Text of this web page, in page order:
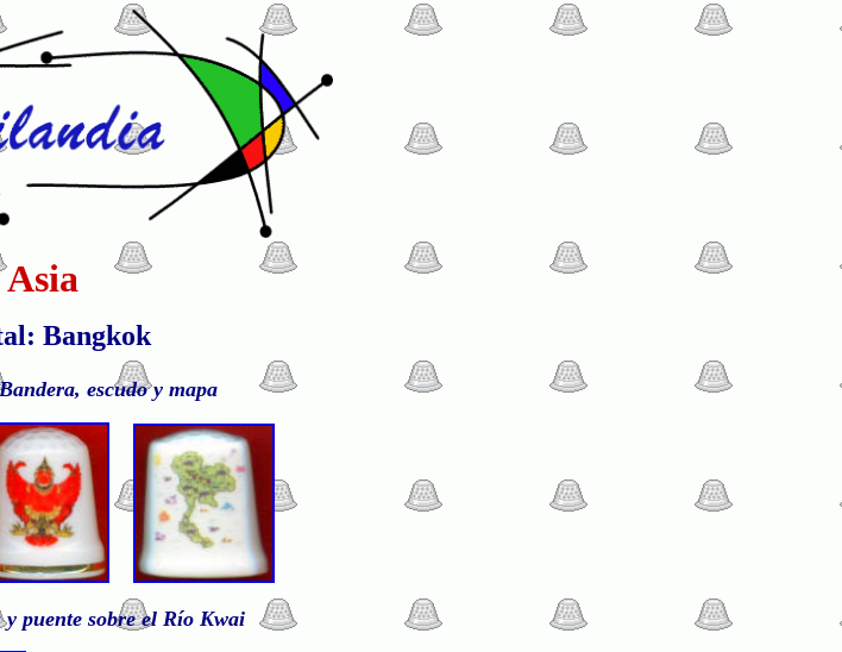
Asia
Bangkok
escudo y mapa
puente sobre el Río Kwai